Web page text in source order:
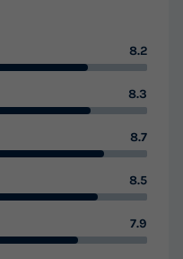
- CHARME
8.2
8.3
8.7
8.5
7.9